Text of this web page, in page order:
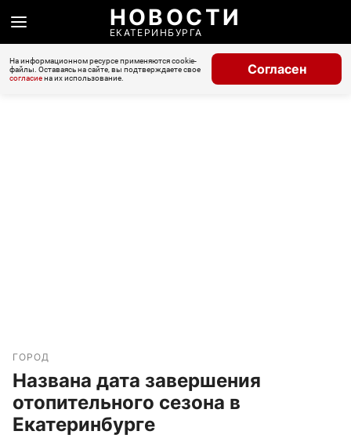
НОВОСТИ
ЕКАТЕРИНБУРГА
На информационном ресурсе применяются cookie-
файлы. Оставаясь на сайте, вы подтверждаете свое
согласиена их использование.
Согласен
ГОРОД
Названа дата завершения
отопительного сезона в
Екатеринбурге